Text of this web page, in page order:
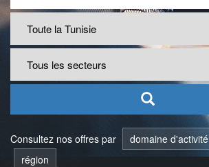
Consultez nos offres par domaine d'activité
région